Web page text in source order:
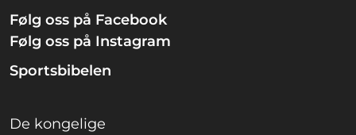
Følg oss på Facebook
Følg oss på Instagram
Sportsbibelen
De kongelige